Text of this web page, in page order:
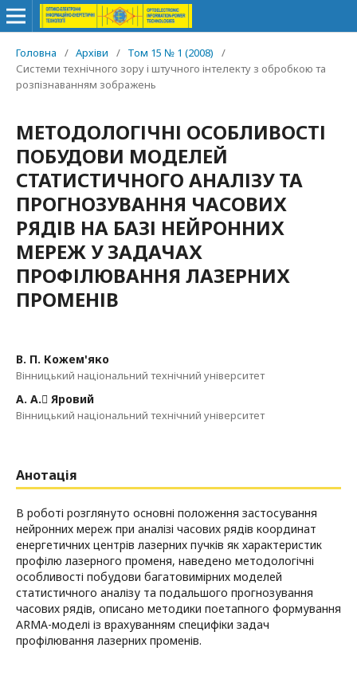
Головна / Архіви / Том 15 № 1 (2008)
/
Системи технічного зору і штучного інтелекту з обробкою та
розпізнаванням зображень
МЕТОДОЛОГІЧНІ ОСОБЛИВОСТІ
ПОБУДОВИ МОДЕЛЕЙ
СТАТИСТИЧНОГО АНАЛІЗУ ТА
ПРОГНОЗУВАННЯ ЧАСОВИХ
РЯДІВ НА БАЗІ НЕЙРОННИХ
МЕРЕЖ У ЗАДАЧАХ
ПРОФІЛЮВАННЯ ЛАЗЕРНИХ
ПРОМЕНІВ
В. П. Кожем'яко
Вінницький національний технічний університет
А. А. Яровий
Вінницький національний технічний університет
Анотація
В роботі розглянуто основні положення застосування
нейронних мереж при аналізі часових рядів координат
енергетичних центрів лазерних пучків як характеристик
профілю лазерного променя, наведено методологічні
особливості побудови багатовимірних моделей
статистичного аналізу та подальшого прогнозування
часових рядів, описано методики поетапного формування
ARMA-моделі із врахуванням специфіки задач
профілювання лазерних променів.